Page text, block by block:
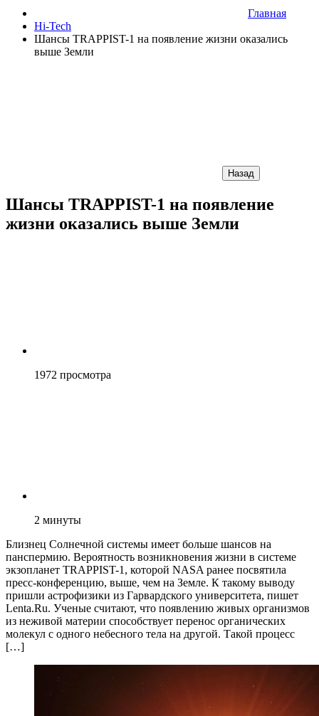
Главная
Hi-Tech
Шансы TRAPPIST-1 на появление жизни оказались
выше Земли
Назад
Шансы TRAPPIST-1 на появление
жизни оказались выше Земли
1972 просмотра
2 минуты
Близнец Солнечной системы имеет больше шансов на
панспермию. Вероятность возникновения жизни в системе
экзопланет TRAPPIST-1, которой NASA ранее посвятила
пресс-конференцию, выше, чем на Земле. К такому выводу
пришли астрофизики из Гарвардского университета, пишет
Lenta.Ru. Ученые считают, что появлению живых организмов
из неживой материи способствует перенос органических
молекул с одного небесного тела на другой. Такой процесс
[…]